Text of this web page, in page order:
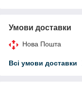
Умови доставки
Нова Пошта
Всі умови доставки